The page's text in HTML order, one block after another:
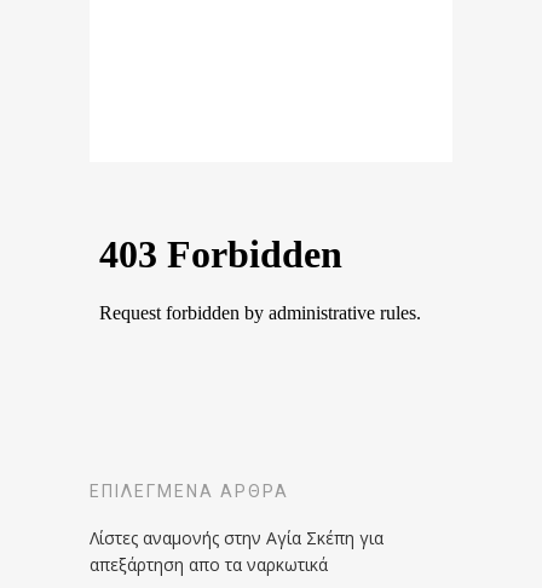
ΕΠΙΛΕΓΜΈΝΑ ΆΡΘΡΑ
Λίστες αναμονής στην Αγία Σκέπη για
απεξάρτηση απο τα ναρκωτικά